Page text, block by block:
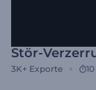
Stör-
3K+ Exporte